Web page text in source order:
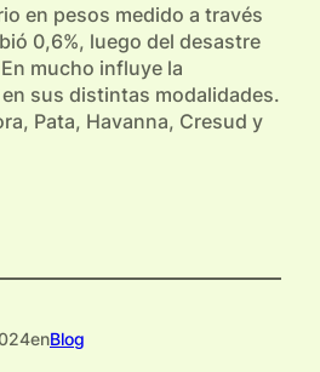
en pesos medido a través
0,6%, luego del desastre
mucho influye la
sus distintas modalidades.
Pata, Havanna, Cresud y
enBlog